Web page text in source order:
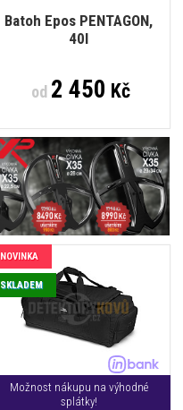
Batoh Epos PENTAGON,
40l
od2 450 Kč
Možnost nákupu na výhodné
splátky!
NOVINKA
SKLADEM